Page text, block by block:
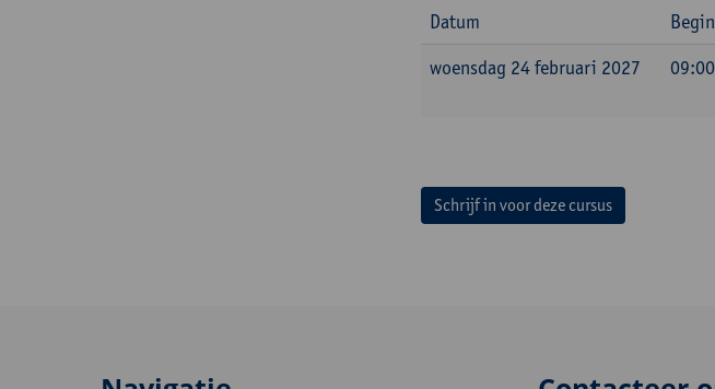
Datum
woensdag 24 februari 2027
Schrijf in voor deze cursus